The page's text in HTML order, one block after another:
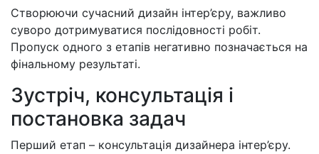
Створюючи сучасний дизайн інтер’єру, важливо
суворо дотримуватися послідовності робіт.
Пропуск одного з етапів негативно позначається на
фінальному результаті.
Зустріч, консультація і
постановка задач
Перший етап – консультація дизайнера інтер’єру.